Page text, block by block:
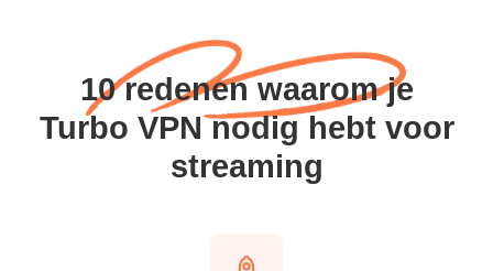
10 redenen waarom je
Turbo VPN nodig hebt voor
streaming